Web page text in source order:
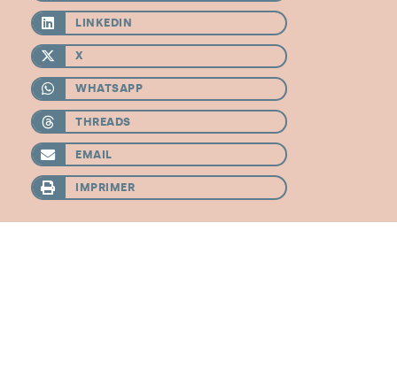
LINKEDIN
X
WHATSAPP
THREADS
EMAIL
IMPRIMER